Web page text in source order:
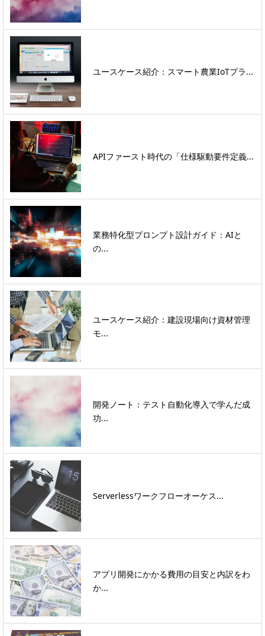
ユースケース紹介：スマート農業IoTプラ...
APIファースト時代の「仕様駆動要件定義...
業務特化型プロンプト設計ガイド：AIと
の...
ユースケース紹介：建設現場向け資材管理
モ...
開発ノート：テスト自動化導入で学んだ成
功...
Serverlessワークフローオーケス...
アプリ開発にかかる費用の目安と内訳をわ
か...